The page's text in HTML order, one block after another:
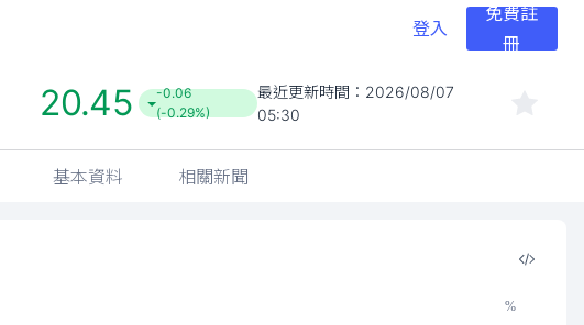
登入
免費註
冊
20.45
-0.06
(-0.29%)
最近更新時間： 2026/08/07
05:30
基本資料 相關新聞